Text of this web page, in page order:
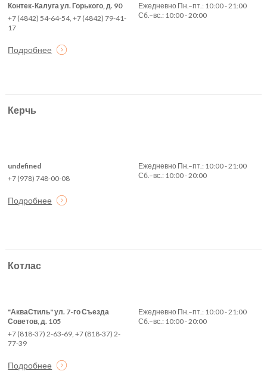
Контек-Калуга ул. Горького, д. 90
+7 (4842) 54-64-54, +7 (4842) 79-41-
17
Подробнее
Ежедневно Пн.–пт.: 10:00 - 21:00
Сб.–вс.: 10:00 - 20:00
Керчь
undefined
+7 (978) 748-00-08
Подробнее
Ежедневно Пн.–пт.: 10:00 - 21:00
Сб.–вс.: 10:00 - 20:00
Котлас
"АкваСтиль" ул. 7-го Съезда
Советов, д. 105
+7 (818-37) 2-63-69, +7 (818-37) 2-
77-39
Подробнее
Ежедневно Пн.–пт.: 10:00 - 21:00
Сб.–вс.: 10:00 - 20:00